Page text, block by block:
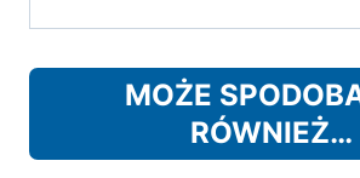
MOŻE
RÓWNIEŻ…